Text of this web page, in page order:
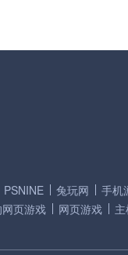
PSNINE 兔玩网 手机
页游戏 网页游戏